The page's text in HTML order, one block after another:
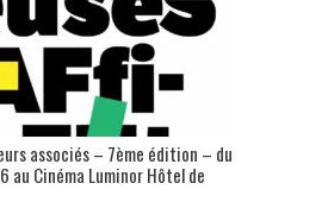
associés – 7ème édition – du
au Cinéma Luminor Hôtel de